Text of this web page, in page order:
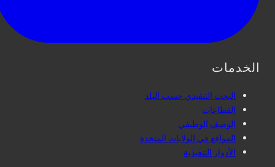
الخدمات
البحث التنفيذي حسب البلد
القطاعات
الوصف الوظيفي
المواقع في الولايات المتحدة
الأدوار التنفيذية